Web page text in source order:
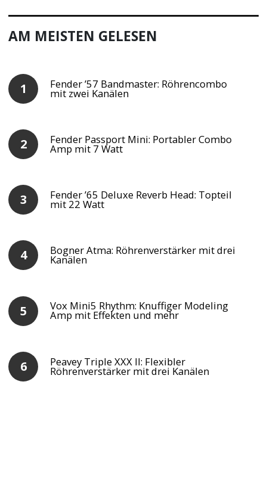
AM MEISTEN GELESEN
Fender ’57 Bandmaster: Röhrencombo
mit zwei Kanälen
Fender Passport Mini: Portabler Combo
Amp mit 7 Watt
Fender ’65 Deluxe Reverb Head: Topteil
mit 22 Watt
Bogner Atma: Röhrenverstärker mit drei
Kanälen
Vox Mini5 Rhythm: Knuffiger Modeling
Amp mit Effekten und mehr
Peavey Triple XXX II: Flexibler
Röhrenverstärker mit drei Kanälen